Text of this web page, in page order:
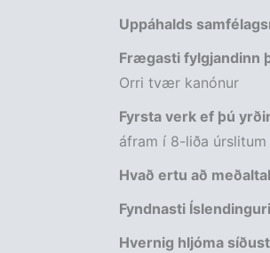
Uppáhalds
Frægasti fylgjandinn
Orri tvær kanónur
Fyrsta verk ef þú
áfram í 8-liða
Hvað ertu að
Fyndnasti
Hvernig hljóma